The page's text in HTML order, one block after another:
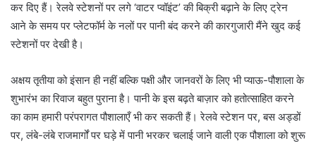
कर दिए हैं। रेलवे स्टेशनों पर लगे ‘वाटर प्वॉइंट’ की बिक्री बढ़ाने के लिए ट्रेन
आने के समय पर प्लेटफॉर्म के नलों पर पानी बंद करने की कारगुजारी मैंने खुद कई
स्टेशनों पर देखी है।
अक्षय तृतीया को इंसान ही नहीं बल्कि पक्षी और जानवरों के लिए भी प्याऊ-पौशाला के
शुभारंभ का रिवाज बहुत पुराना है। पानी के इस बढ़ते बाज़ार को हतोत्साहित करने
का काम हमारी परंपरागत पौशालाएँ भी कर सकती हैं। रेलवे स्टेशन पर, बस अड्डों
पर, लंबे-लंबे राजमार्गों पर घड़े में पानी भरकर चलाई जाने वाली एक पौशाला को शुरू